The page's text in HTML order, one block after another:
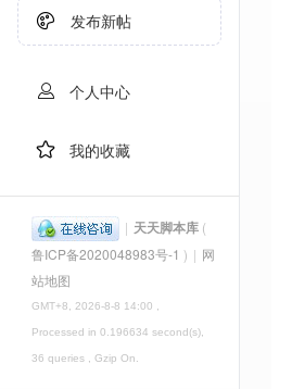
发布新帖
个人中心
我的收藏
| 天天脚本库 (
鲁ICP备2020048983号-1 ) | 网
站地图
GMT+8, 2026-8-8 14:00 ,
Processed in 0.196634 second(s),
36 queries , Gzip On.